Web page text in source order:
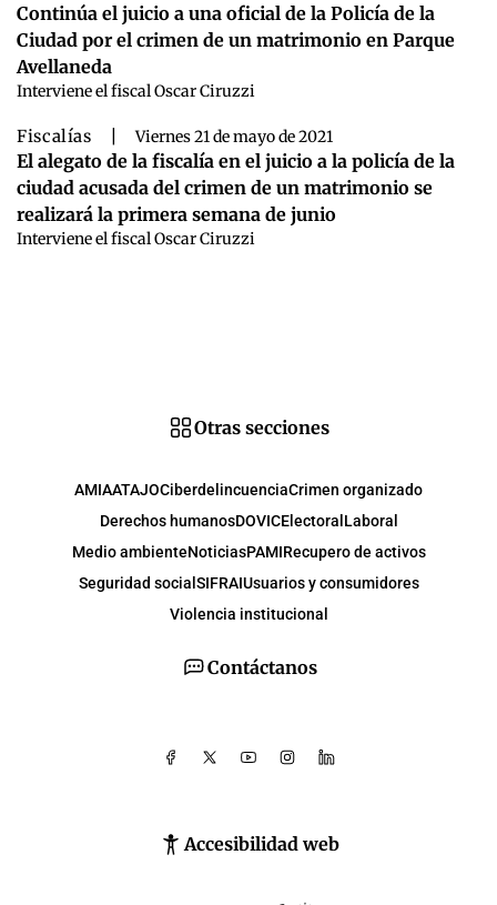
Continúa el juicio a una oficial de la Policía de la
Ciudad por el crimen de un matrimonio en Parque
Avellaneda
Interviene el fiscal Oscar Ciruzzi
Fiscalías Viernes 21 de mayo de 2021
El alegato de la fiscalía en el juicio a la policía de la
ciudad acusada del crimen de un matrimonio se
realizará la primera semana de junio
Interviene el fiscal Oscar Ciruzzi
Contáctanos
Accesibilidad web
Otras secciones
AMIAATAJOCiberdelincuenciaCrimen organizado
Derechos humanosDOVICElectoral Laboral
Medio ambienteNoticiasPAMIRecupero de activos
Seguridad social SIFRAIUsuarios y consumidores
Violencia institucional